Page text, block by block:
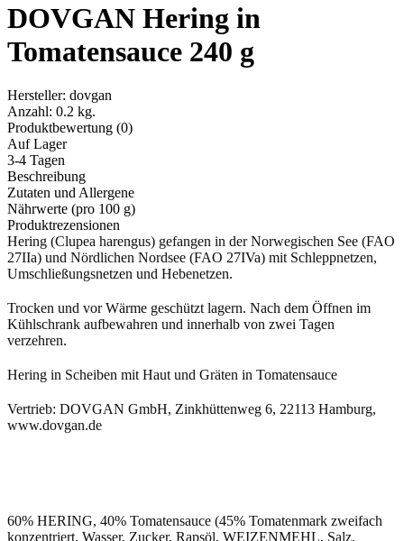
DOVGAN Hering in
Tomatensauce 240 g
Hersteller: dovgan
Anzahl: 0.2 kg.
Produktbewertung (0)
Auf Lager
3-4 Tagen
Beschreibung
Zutaten und Allergene
Nährwerte (pro 100 g)
Produktrezensionen
Hering (Clupea harengus) gefangen in der Norwegischen See (FAO
27IIa) und Nördlichen Nordsee (FAO 27IVa) mit Schleppnetzen,
Umschließungsnetzen und Hebenetzen.
Trocken und vor Wärme geschützt lagern. Nach dem Öffnen im
Kühlschrank aufbewahren und innerhalb von zwei Tagen
verzehren.
Hering in Scheiben mit Haut und Gräten in Tomatensauce
Vertrieb: DOVGAN GmbH, Zinkhüttenweg 6, 22113 Hamburg,
www.dovgan.de
60% HERING, 40% Tomatensauce (45% Tomatenmark zweifach
konzentriert, Wasser, Zucker, Rapsöl, WEIZENMEHL, Salz,